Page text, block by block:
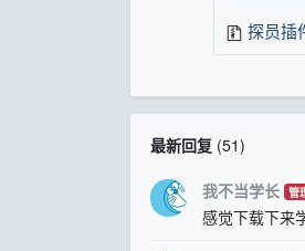
探员插
最新回复(51)
我不当学长 管
感觉下载下来